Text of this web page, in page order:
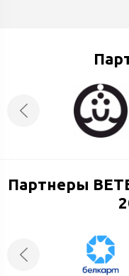
Партнеры